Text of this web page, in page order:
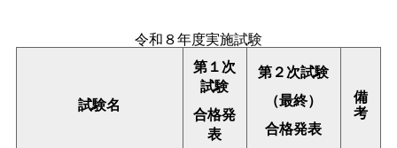
令和８年度実施試験
試験名
第１次
試験
合格発
表
第２次試験
（最終）
合格発表
備
考